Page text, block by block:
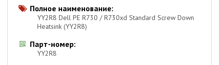
 Полное наименование:
YY2R8 Dell PE R730 / R730xd Standard Screw Down
Heatsink (YY2R8)
 Парт-номер:
YY2R8